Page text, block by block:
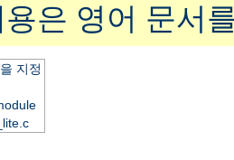
은 영어 문서
지정